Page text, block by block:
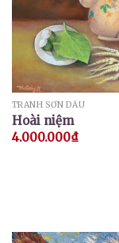
TRANH SƠN DẦU
Hoài niệm
4.000.000₫